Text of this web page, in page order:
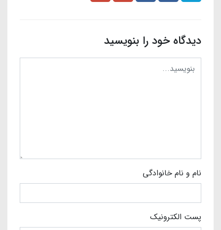
دیدگاه خود را بنویسید
نام و نام خانوادگی
پست الکترونیک